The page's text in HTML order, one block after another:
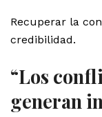
Recuperar la
credibilidad.
“Los
generan